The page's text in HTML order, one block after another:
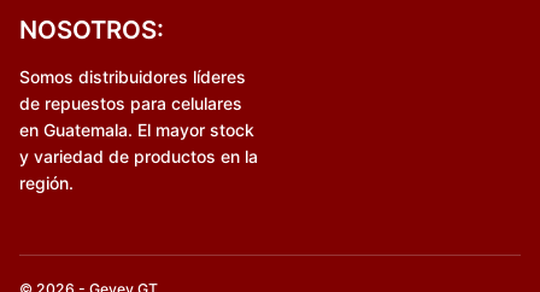
NOSOTROS:
Somos distribuidores líderes
de repuestos para celulares
en Guatemala. El mayor stock
y variedad de productos en la
región.